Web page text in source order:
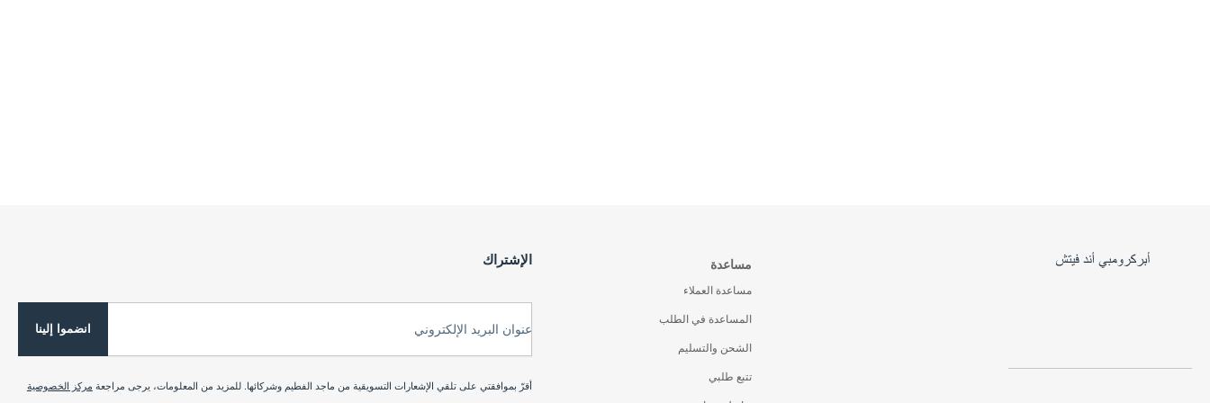
مساعدة
مساعدة العملاء
المساعدة في الطلب
الشحن والتسليم
تتبع طلبي
الإشتراك
عنوان البريد الإلكتروني انضموا إلينا
أقرّ بموافقتي على تلقي الإشعارات التسويقية من ماجد الفطيم وشركائها. للمزيد من المعلومات، يرجى مراجعة مركز الخصوصية